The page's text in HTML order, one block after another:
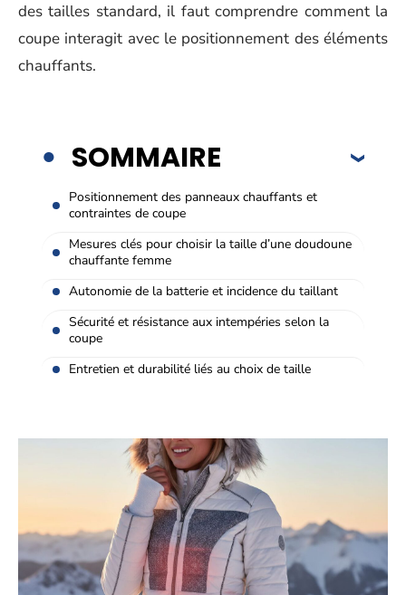
des tailles standard, il faut comprendre comment la
coupe interagit avec le positionnement des éléments
chauffants.
SOMMAIRE
Positionnement des panneaux chauffants et
contraintes de coupe
Mesures clés pour choisir la taille d’une doudoune
chauffante femme
Autonomie de la batterie et incidence du taillant
Sécurité et résistance aux intempéries selon la
coupe
Entretien et durabilité liés au choix de taille